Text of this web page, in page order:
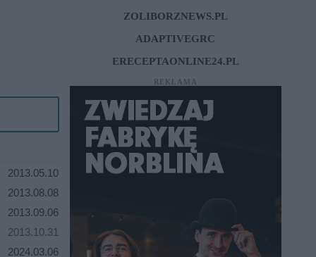
2013.05.10
2013.08.08
2013.09.06
2013.10.31
2024.03.06
ZOLIBORZNEWS.PL
ADAPTIVEGRC
ERECEPTAONLINE24.PL
REKLAMA